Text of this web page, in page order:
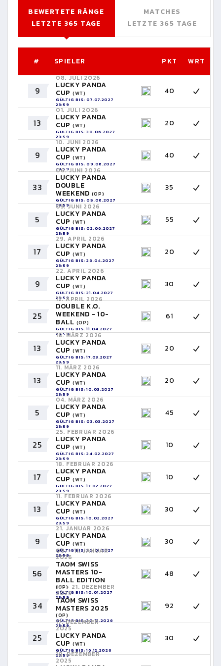
BEWERTETE RÄNGE
LETZTE 365 TAGE
MATCHES
LETZTE 365 TAGE
# SPIELER PKT WRT
9
08. JULI 2026
LUCKY PANDA
CUP (WT)
GÜLTIG BIS: 07.07.2027
23:59
40
13
01. JULI 2026
LUCKY PANDA
CUP (WT)
GÜLTIG BIS: 30.06.2027
23:59
20
9
10. JUNI 2026
LUCKY PANDA
CUP (WT)
GÜLTIG BIS: 09.06.2027
23:59
40
33
06. JUNI 2026
LUCKY PANDA
DOUBLE
WEEKEND (OP)
GÜLTIG BIS: 05.06.2027
23:59
35
5
03. JUNI 2026
LUCKY PANDA
CUP (WT)
GÜLTIG BIS: 02.06.2027
23:59
55
17
29. APRIL 2026
LUCKY PANDA
CUP (WT)
GÜLTIG BIS: 28.04.2027
23:59
20
9
22. APRIL 2026
LUCKY PANDA
CUP (WT)
GÜLTIG BIS: 21.04.2027
23:59
30
25
12. APRIL 2026
DOUBLE K.O.
WEEKEND - 10-
BALL (OP)
GÜLTIG BIS: 11.04.2027
23:59
61
13
18. MÄRZ 2026
LUCKY PANDA
CUP (WT)
GÜLTIG BIS: 17.03.2027
23:59
20
13
11. MÄRZ 2026
LUCKY PANDA
CUP (WT)
GÜLTIG BIS: 10.03.2027
23:59
20
5
04. MÄRZ 2026
LUCKY PANDA
CUP (WT)
GÜLTIG BIS: 03.03.2027
23:59
45
25
25. FEBRUAR 2026
LUCKY PANDA
CUP (WT)
GÜLTIG BIS: 24.02.2027
23:59
10
17
18. FEBRUAR 2026
LUCKY PANDA
CUP (WT)
GÜLTIG BIS: 17.02.2027
23:59
10
13
11. FEBRUAR 2026
LUCKY PANDA
CUP (WT)
GÜLTIG BIS: 10.02.2027
23:59
30
9
21. JANUAR 2026
LUCKY PANDA
CUP (WT)
GÜLTIG BIS: 20.01.2027
23:59
30
56
09. - 11. JANUAR
2026
TAOM SWISS
MASTERS 10-
BALL EDITION
(OP)
GÜLTIG BIS: 10.01.2027
23:59
48
34
19. - 21. DEZEMBER
2025
TAOM SWISS
MASTERS 2025
(OP)
GÜLTIG BIS: 20.12.2026
23:59
92
25
17. DEZEMBER
2025
LUCKY PANDA
CUP (WT)
GÜLTIG BIS: 16.12.2026
23:59
30
10. DEZEMBER
2025